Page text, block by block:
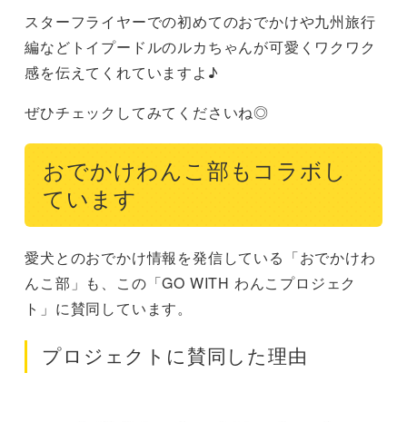
スターフライヤーでの初めてのおでかけや九州旅行
編などトイプードルのルカちゃんが可愛くワクワク
感を伝えてくれていますよ♪
ぜひチェックしてみてくださいね◎
おでかけわんこ部もコラボし
ています
愛犬とのおでかけ情報を発信している「おでかけわ
んこ部」も、この「GO WITH わんこプロジェク
ト」に賛同しています。
プロジェクトに賛同した理由